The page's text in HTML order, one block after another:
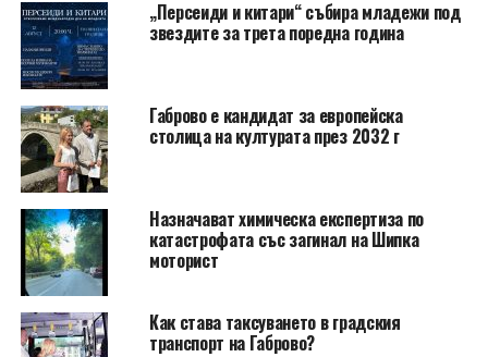
„Персеиди и китари“ събира младежи под
звездите за трета поредна година
Габрово е кандидат за европейска
столица на културата през 2032 г
Назначават химическа експертиза по
катастрофата със загинал на Шипка
моторист
Как става таксуването в градския
транспорт на Габрово?